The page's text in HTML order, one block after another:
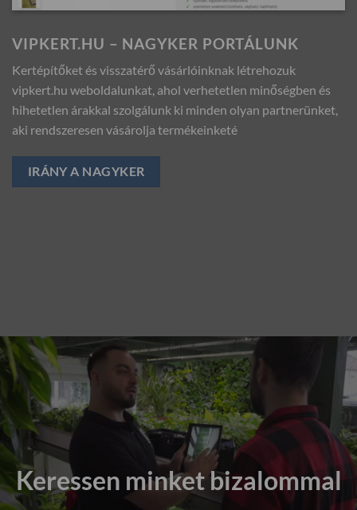
VIPKERT.HU – NAGYKER PORTÁLUNK
Kertépítőket és visszatérő vásárlóinknak létrehozuk
vipkert.hu weboldalunkat, ahol verhetetlen minőségben és
hihetetlen árakkal szolgálunk ki minden olyan partnerünket,
aki rendszeresen vásárolja termékeinketé
IRÁNY A NAGYKER
Keressen minket bizalommal